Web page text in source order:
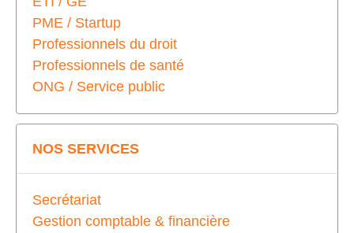
PME / Startup
Professionnels du droit
Professionnels de santé
ONG / Service public
NOS SERVICES
Secrétariat
Gestion comptable & financière